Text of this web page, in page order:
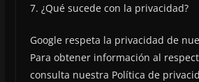
7. ¿Qué sucede con la privacidad?
Google respeta la privacidad de
Para obtener información al
consulta nuestra Política de